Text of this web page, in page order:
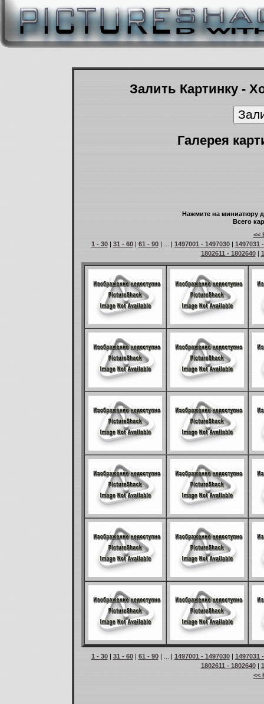
Залить Картинку -
Галерея
Нажмите на миниатюру
Всего
<<
1 - 30| 31 - 60| 61 - 90| ... | 1497001 - 1497030| 1497031
1802611 - 1802640|
1 - 30| 31 - 60| 61 - 90| ... | 1497001 - 1497030| 1497031
1802611 - 1802640|
<<